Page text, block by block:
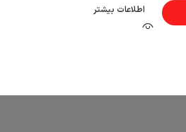
اطلاعات بیشتر